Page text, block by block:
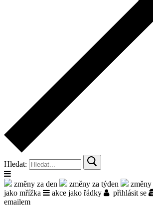
Hledat:
změny za den změny za týden změny
jako mřížka
akce jako řádky přihlásit se
emailem